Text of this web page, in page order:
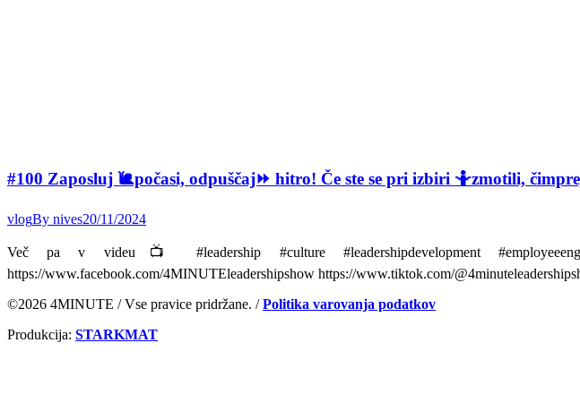
#100 Zaposluj 🐌počasi, odpuščaj⏩ hitro! Če ste se pri izbiri 🤷zmotili,
vlogBy nives20/11/2024
Več pa v videu📺 #leadership #culture #leadershipdevelopment
https://www.facebook.com/4MINUTEleadershipshow https://www.tiktok.com/
©2026 4MINUTE / Vse pravice pridržane. /Politika varovanja podatkov
Produkcija: STARKMAT